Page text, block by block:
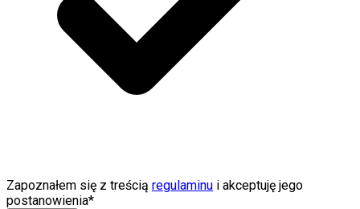
Zapoznałem się z treścią regulaminu i akceptuję jego
postanowienia*